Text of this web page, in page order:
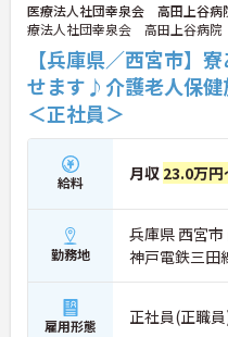
医療法人社団幸泉会 高田上谷
療法人社団幸泉会 高田上谷病院
【兵庫県／西宮市】
せます♪介護老人保健
＜正社員＞
給料 月収 23.0万
勤務地
兵庫県 西宮
神戸電鉄三田
雇用形態 正社員(正職